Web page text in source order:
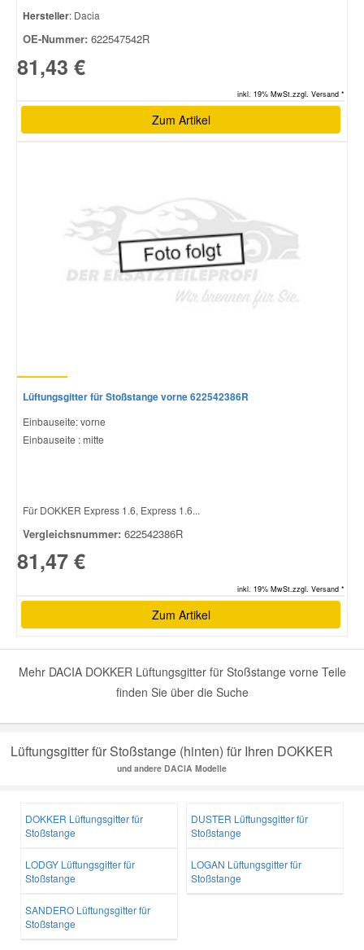
Hersteller: Dacia
OE-Nummer: 622547542R
81,43 €
inkl. 19% MwSt.zzgl. Versand *
Zum Artikel
Lüftungsgitter für Stoßstange vorne 622542386R
Einbauseite: vorne
Einbauseite : mitte
Für DOKKER Express 1.6, Express 1.6...
Vergleichsnummer: 622542386R
81,47 €
inkl. 19% MwSt.zzgl. Versand *
Zum Artikel
Mehr DACIA DOKKER Lüftungsgitter für Stoßstange vorne Teile
finden Sie über die Suche
Lüftungsgitter für Stoßstange (hinten) für Ihren DOKKER
und andere DACIA Modelle
DOKKER Lüftungsgitter für
Stoßstange
DUSTER Lüftungsgitter für
Stoßstange
LODGY Lüftungsgitter für
Stoßstange
LOGAN Lüftungsgitter für
Stoßstange
SANDERO Lüftungsgitter für
Stoßstange